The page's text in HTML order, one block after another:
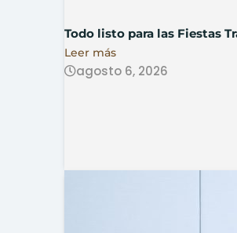
Todo listo para las Fiestas
Leer más
agosto 6, 2026